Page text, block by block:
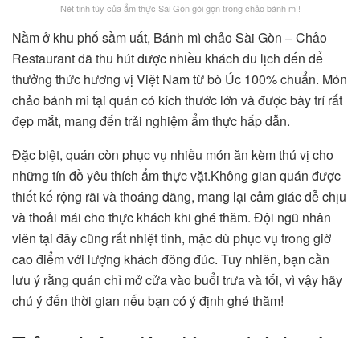
Nét tinh túy của ẩm thực Sài Gòn gói gọn trong chảo bánh mì!
Nằm ở khu phố sầm uất, Bánh mì chảo Sài Gòn – Chảo
Restaurant đã thu hút được nhiều khách du lịch đến để
thưởng thức hương vị Việt Nam từ bò Úc 100% chuẩn. Món
chảo bánh mì tại quán có kích thước lớn và được bày trí rất
đẹp mắt, mang đến trải nghiệm ẩm thực hấp dẫn.
Đặc biệt, quán còn phục vụ nhiều món ăn kèm thú vị cho
những tín đồ yêu thích ẩm thực vặt.Không gian quán được
thiết kế rộng rãi và thoáng đãng, mang lại cảm giác dễ chịu
và thoải mái cho thực khách khi ghé thăm. Đội ngũ nhân
viên tại đây cũng rất nhiệt tình, mặc dù phục vụ trong giờ
cao điểm với lượng khách đông đúc. Tuy nhiên, bạn cần
lưu ý rằng quán chỉ mở cửa vào buổi trưa và tối, vì vậy hãy
chú ý đến thời gian nếu bạn có ý định ghé thăm!